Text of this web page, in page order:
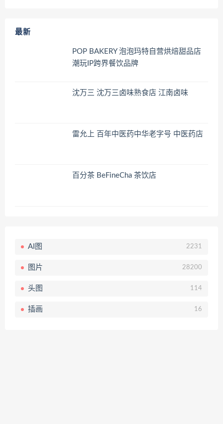
最新
POP BAKERY 泡泡玛特自营烘焙甜品店
潮玩IP跨界餐饮品牌
沈万三 沈万三卤味熟食店 江南卤味
雷允上 百年中医药中华老字号 中医药店
百分茶 BeFineCha 茶饮店
AI图 2231
图片 28200
头图 114
插画 16